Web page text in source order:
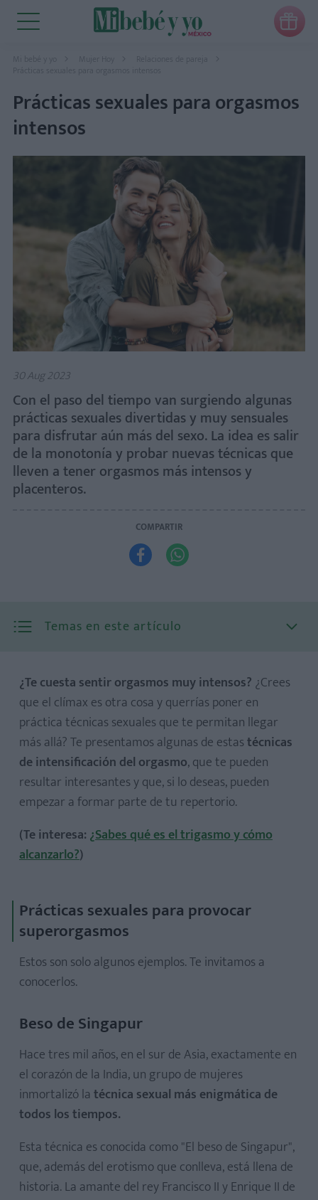

Mi bebé y yo Mujer Hoy
Prácticas sexuales para orgasmos intensos
Prácticas sexuales para orgasmos
intensos
30 Aug 2023
Con el paso del tiempo van surgiendo algunas
prácticas sexuales divertidas y muy sensuales
para disfrutar aún más del sexo. La idea es salir
de la monotonía y probar nuevas técnicas que
lleven a tener orgasmos más intensos y
placenteros.
COMPARTIR
 
Temas en este artículo
Beso de Singapur
¿Te cuesta sentir orgasmos muy intensos? ¿Crees
que el clímax es otra cosa y querrías poner en
práctica técnicas sexuales que te permitan llegar
más allá? Te presentamos algunas de estastécnicas
de intensificación del orgasmo, que te pueden
resultar interesantes y que, si lo deseas, pueden
empezar a formar parte de tu repertorio.
(Te interesa: ¿Sabes qué es el trigasmo y cómo
alcanzarlo?)
Prácticas sexuales para provocar
superorgasmos
Estos son solo algunos ejemplos. Te invitamos a
conocerlos.
Beso de Singapur
Hace tres mil años, en el sur de Asia, exactamente en
el corazón de la India, un grupo de mujeres
inmortalizó la técnica sexual más enigmática de
todos los tiempos.
Esta técnica es conocida como "El beso de Singapur",
que, además del erotismo que conlleva, está llena de
historia. La amante del rey Francisco II y Enrique II de